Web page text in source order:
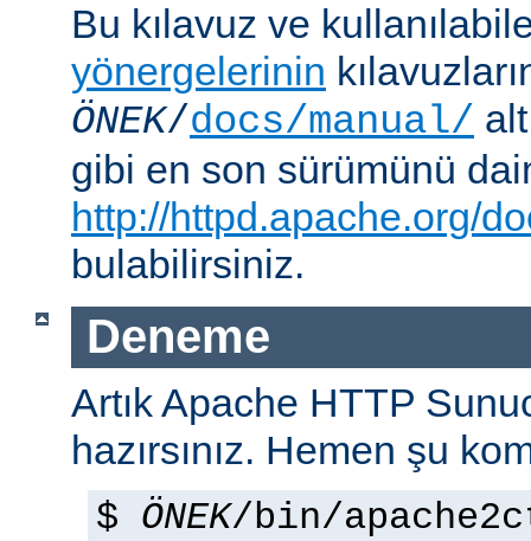
Bu kılavuz ve
yönergelerinin
ÖNEK/docs/manual/
gibi en son sürümünü
http://httpd.apache.org/
bulabilirsiniz.
Deneme
Artık Apache HTTP
hazırsınız. Hemen şu
$ ÖNEK/bin/